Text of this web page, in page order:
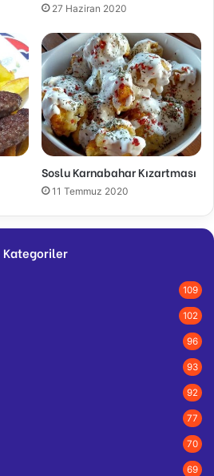
27 Haziran 2020
Soslu Karnabahar Kızartması
11 Temmuz 2020
Kategoriler
109
102
96
93
92
77
70
69